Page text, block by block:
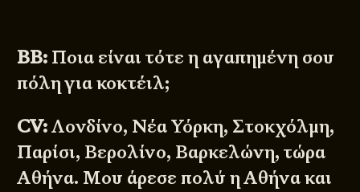
BB: Ποια είναι τότε η αγαπημένη σου
πόλη για κοκτέιλ;
CV:Λονδίνο, Νέα Υόρκη, Στοκχόλμη,
Παρίσι, Βερολίνο, Βαρκελώνη, τώρα
Αθήνα. Μου άρεσε πολύ η Αθήνα και